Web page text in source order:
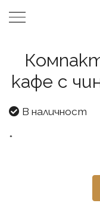
кафе с
В наличност
*